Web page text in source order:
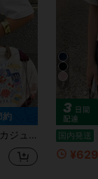
約
ホワイト 夏 国内発送
¥629